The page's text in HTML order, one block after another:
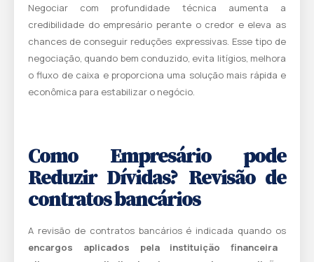
Negociar com profundidade técnica aumenta a
credibilidade do empresário perante o credor e eleva as
chances de conseguir reduções expressivas. Esse tipo de
negociação, quando bem conduzido, evita litígios, melhora
o fluxo de caixa e proporciona uma solução mais rápida e
econômica para estabilizar o negócio.
Como Empresário pode
Reduzir Dívidas? Revisão de
contratos bancários
A revisão de contratos bancários é indicada quando os
encargos aplicados pela instituição financeira